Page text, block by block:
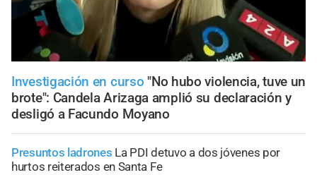
Investigación en curso "No hubo violencia, tuve un
brote": Candela Arizaga amplió su declaración y
desligó a Facundo Moyano
Presuntos ladrones La PDI detuvo a dos jóvenes por
hurtos reiterados en Santa Fe